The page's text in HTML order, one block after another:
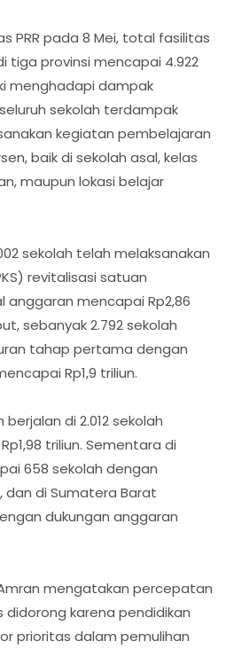
PRR pada 8 Mei, total fasilitas
tiga provinsi mencapai 4.922
menghadapi dampak
sekolah terdampak
kegiatan pembelajaran
baik di sekolah asal, kelas
maupun lokasi belajar
sekolah telah melaksanakan
revitalisasi satuan
mencapai Rp2,86
sebanyak 2.792 sekolah
tahap pertama dengan
Rp1,9 triliun.
di 2.012 sekolah
triliun. Sementara di
658 sekolah dengan
dan di Sumatera Barat
dukungan anggaran
mengatakan percepatan
didorong karena pendidikan
prioritas dalam pemulihan